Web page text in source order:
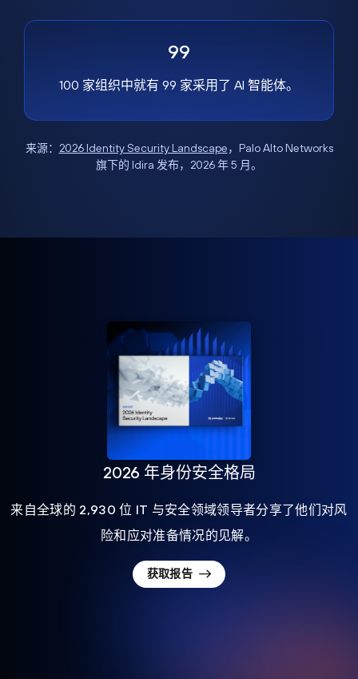
99
100 家组织中就有 99 家采用了 AI 智能体。
来源： 2026 Identity Security Landscape，Palo Alto Networks
旗下的 Idira 发布，2026 年 5 月。
2026 年身份安全格局
来自全球的 2,930 位 IT 与安全领域领导者分享了他们对风
险和应对准备情况的见解。
获取报告